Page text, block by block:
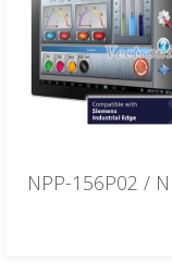
NPP-156P02 /